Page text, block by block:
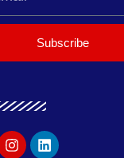
Subscribe